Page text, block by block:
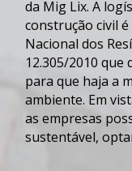
da Mig Lix. A
construção civil é
Nacional dos
12.305/2010 que
para que haja a
ambiente. Em
as empresas
sustentável,